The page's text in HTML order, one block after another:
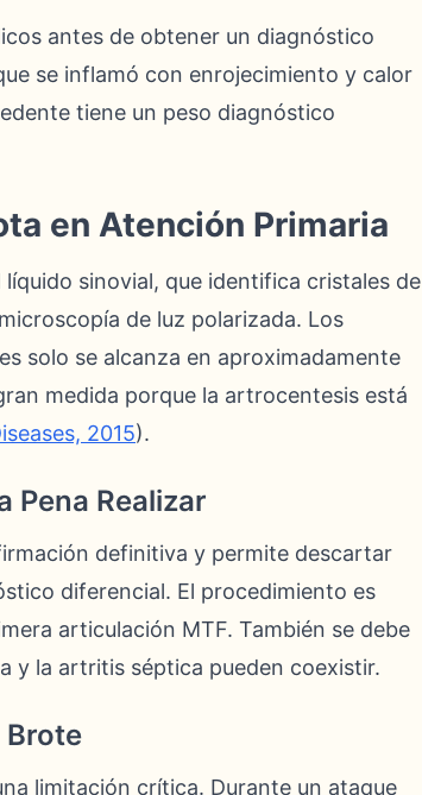
antes de obtener un diagnóstico
se inflamó con enrojecimiento y calor
tiene un peso diagnóstico
en Atención Primaria
sinovial, que identifica cristales de
de luz polarizada. Los
solo se alcanza en aproximadamente
medida porque la artrocentesis está
2015).
Pena Realizar
definitiva y permite descartar
diferencial. El procedimiento es
articulación MTF. También se debe
y la artritis séptica pueden coexistir.
Brote
limitación crítica. Durante un ataque